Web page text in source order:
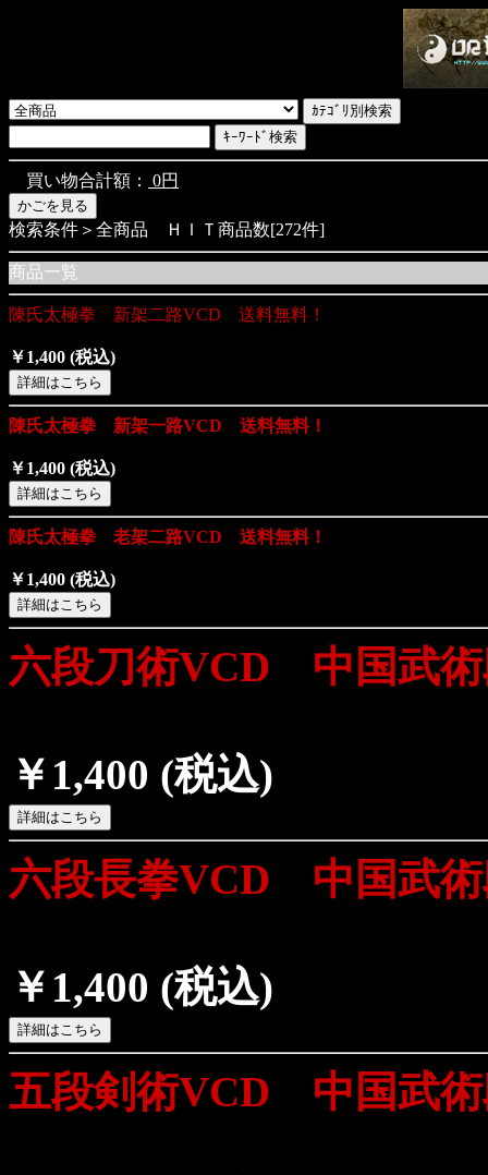
買い物合計額： 0円
検索条件＞全商品 ＨＩＴ商品数[272件]
商品一覧
陳氏太極拳 新架二路VCD 送料無料！
￥1,400 (税込)
陳氏太極拳 新架一路VCD 送料無料！
￥1,400 (税込)
陳氏太極拳 老架二路VCD 送料無料！
￥1,400 (税込)
六段刀術VCD 中国武
￥1,400 (税込)
六段長拳VCD 中国武
￥1,400 (税込)
五段剣術VCD 中国武